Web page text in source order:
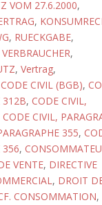
VOM 27.6.2000,
,
, RUECKGABE,
VERBRAUCHER,
, Vertrag,
CODE CIVIL (BGB),
312B, CODE CIVIL,
CODE CIVIL,
355,
356,
VENTE, DIRECTIVE
, DROIT
CONSOMMATION,